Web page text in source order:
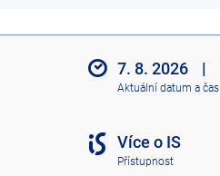
7. 8. 2026 |
Aktuální datum a čas
Více o IS
Přístupnost